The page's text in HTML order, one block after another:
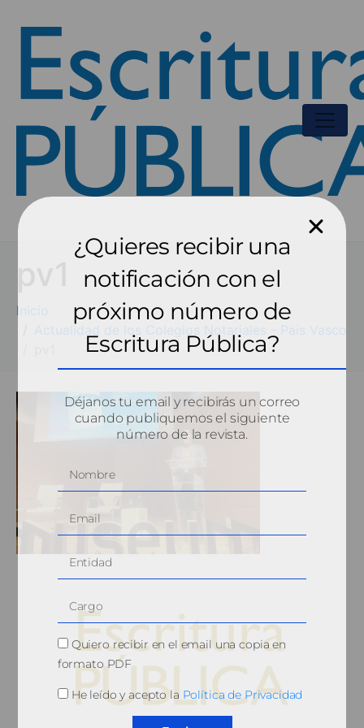
Inicio
Actualidad de los Colegios Notariales - País Vasco
¿Quieres recibir una
notificación con el
próximo número de
Escritura Pública?
Déjanos tu email y recibirás un correo
cuando publiquemos el siguiente
número de la revista.
Quiero recibir en el email una copia en
formato PDF
He leído y acepto la Política de Privacidad